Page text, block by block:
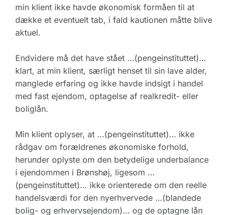
min klient ikke havde økonomisk formåen til at
dække et eventuelt tab, i fald kautionen måtte blive
aktuel.
Endvidere må det have stået …(pengeinstituttet)…
klart, at min klient, særligt henset til sin lave alder,
manglede erfaring og ikke havde indsigt i handel
med fast ejendom, optagelse af realkredit- eller
boliglån.
Min klient oplyser, at …(pengeinstituttet)… ikke
rådgav om forældrenes økonomiske forhold,
herunder oplyste om den betydelige underbalance
i ejendommen i Brønshøj, ligesom …
(pengeinstituttet)… ikke orienterede om den reelle
handelsværdi for den nyerhvervede …(blandede
bolig- og erhvervsejendom)… og de optagne lån